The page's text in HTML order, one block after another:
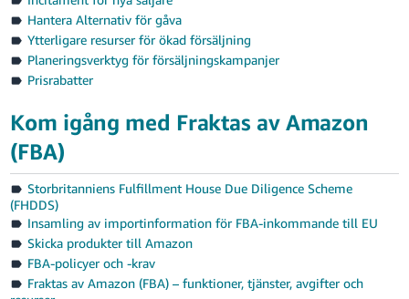
Hantera Alternativ för gåva
Ytterligare resurser för ökad försäljning
Planeringsverktyg för försäljningskampanjer
Prisrabatter
Kom igång med Fraktas av Amazon
(FBA)
Storbritanniens Fulfillment House Due Diligence Scheme
(FHDDS)
Insamling av importinformation för FBA-inkommande till EU
Skicka produkter till Amazon
FBA-policyer och -krav
Fraktas av Amazon (FBA) – funktioner, tjänster, avgifter och